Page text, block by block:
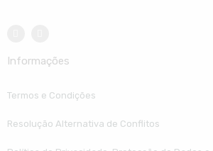
Informações
Termos e Condições
Resolução Alternativa de Conflitos